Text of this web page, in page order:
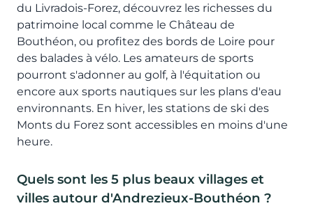
du Livradois-Forez, découvrez les richesses du
patrimoine local comme le Château de
Bouthéon, ou profitez des bords de Loire pour
des balades à vélo. Les amateurs de sports
pourront s'adonner au golf, à l'équitation ou
encore aux sports nautiques sur les plans d'eau
environnants. En hiver, les stations de ski des
Monts du Forez sont accessibles en moins d'une
heure.
Quels sont les 5 plus beaux villages et
villes autour d'Andrezieux-Bouthéon ?